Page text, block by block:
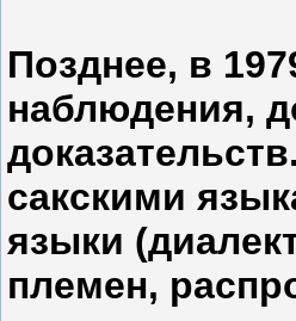
Позднее, в
наблюдения,
сакскими
языки
племен,